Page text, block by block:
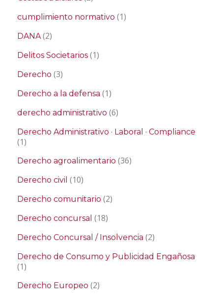
cumplimiento normativo (1)
DANA(2)
Delitos Societarios (1)
Derecho (3)
Derecho a la defensa (1)
derecho administrativo (6)
Derecho Administrativo · Laboral · Compliance
(1)
Derecho agroalimentario (36)
Derecho civil (10)
Derecho comunitario (2)
Derecho concursal (18)
Derecho Concursal / Insolvencia (2)
Derecho de Consumo y Publicidad Engañosa
(1)
Derecho Europeo (2)